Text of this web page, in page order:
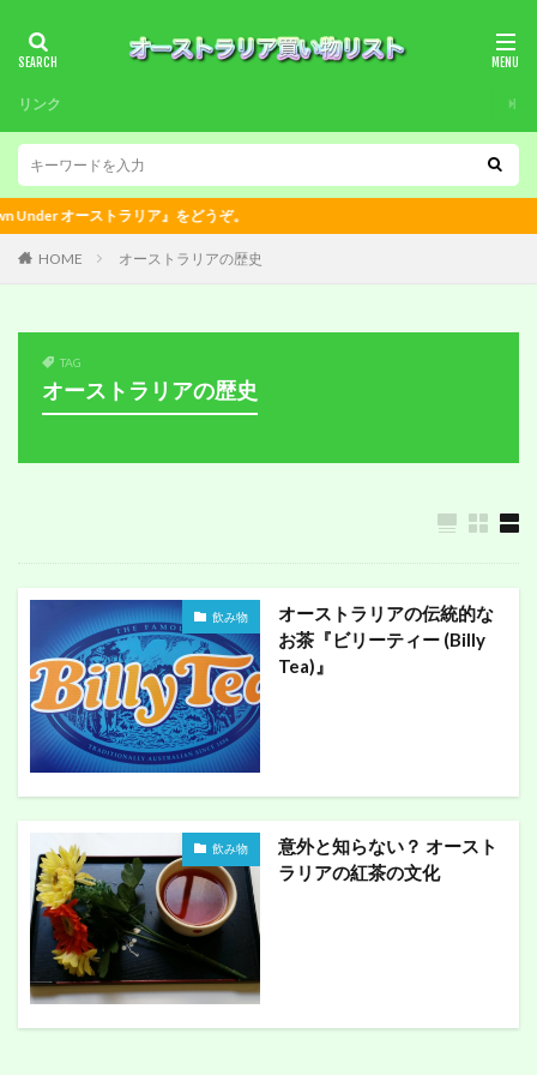
リンク
オーストラリア』をどうぞ。
HOME オーストラリアの歴史
TAG
オーストラリアの歴史
飲み物
オーストラリアの伝統的な
お茶『ビリーティー (Billy
Tea)』
飲み物
意外と知らない？ オースト
ラリアの紅茶の文化